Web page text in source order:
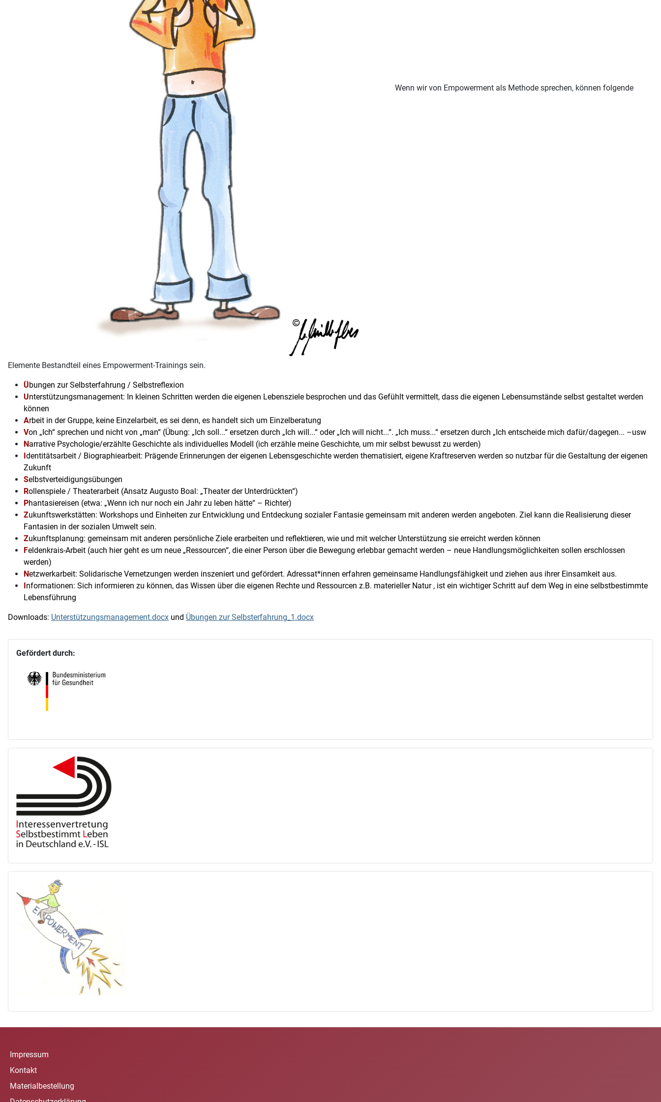
Wenn wir von Empowerment als Methode sprechen, können folgende
Elemente Bestandteil eines Empowerment-Trainings sein.
Übungen zur Selbsterfahrung / Selbstreflexion
Unterstützungsmanagement: In kleinen Schritten werden die eigenen Lebensziele besprochen und das Gefühlt vermittelt, dass die eigenen Lebensumstände selbst gestaltet werden
können
Arbeit in der Gruppe, keine Einzelarbeit, es sei denn, es handelt sich um Einzelberatung
Von „Ich“ sprechen und nicht von „man“ (Übung: „Ich soll...“ ersetzen durch „Ich will...“ oder „Ich will nicht...“. „Ich muss...“ ersetzen durch „Ich entscheide mich dafür/dagegen... –usw
Narrative Psychologie/erzählte Geschichte als individuelles Modell (ich erzähle meine Geschichte, um mir selbst bewusst zu werden)
Identitätsarbeit / Biographiearbeit: Prägende Erinnerungen der eigenen Lebensgeschichte werden thematisiert, eigene Kraftreserven werden so nutzbar für die Gestaltung der eigenen
Zukunft
Selbstverteidigungsübungen
Rollenspiele / Theaterarbeit (Ansatz Augusto Boal: „Theater der Unterdrückten“)
Phantasiereisen (etwa: „Wenn ich nur noch ein Jahr zu leben hätte“ – Richter)
Zukunftswerkstätten: Workshops und Einheiten zur Entwicklung und Entdeckung sozialer Fantasie gemeinsam mit anderen werden angeboten. Ziel kann die Realisierung dieser
Fantasien in der sozialen Umwelt sein.
Zukunftsplanung: gemeinsam mit anderen persönliche Ziele erarbeiten und reflektieren, wie und mit welcher Unterstützung sie erreicht werden können
Feldenkrais-Arbeit (auch hier geht es um neue „Ressourcen“, die einer Person über die Bewegung erlebbar gemacht werden – neue Handlungsmöglichkeiten sollen erschlossen
werden)
Netzwerkarbeit: Solidarische Vernetzungen werden inszeniert und gefördert. Adressat*innen erfahren gemeinsame Handlungsfähigkeit und ziehen aus ihrer Einsamkeit aus.
Informationen: Sich informieren zu können, das Wissen über die eigenen Rechte und Ressourcen z.B. materieller Natur , ist ein wichtiger Schritt auf dem Weg in eine selbstbestimmte
Lebensführung
Downloads: Unterstützungsmanagement.docx und Übungen zur Selbsterfahrung_1.docx
Gefördert durch:
Impressum
Kontakt
Materialbestellung